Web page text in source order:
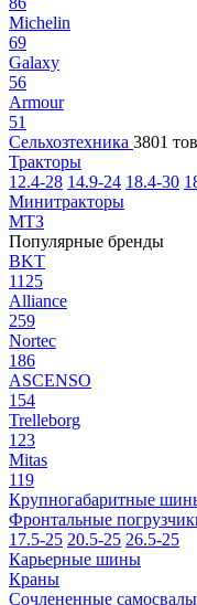
Michelin
69
Galaxy
56
Armour
51
Сельхозтехника 3801
Тракторы
12.4-28 14.9-24 18.4-30
Минитракторы
МТЗ
Популярные бренды
BKT
1125
Alliance
259
Nortec
186
ASCENSO
154
Trelleborg
123
Mitas
119
Крупногабаритные
Фронтальные
17.5-25 20.5-25 26.5-25
Карьерные шины
Краны
Сочлененные самосвалы